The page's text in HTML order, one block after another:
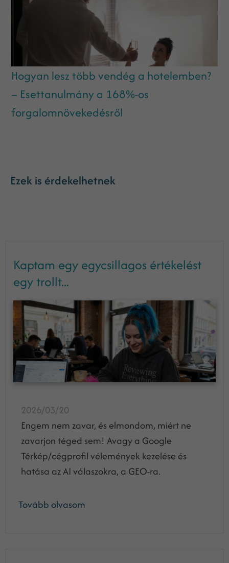
Hogyan lesz több vendég a hotelemben?
– Esettanulmány a 168%-os
forgalomnövekedésről
Ezek is érdekelhetnek
Kaptam egy egycsillagos értékelést
egy trollt...
2026/03/20
Engem nem zavar, és elmondom, miért ne
zavarjon téged sem! Avagy a Google
Térkép/cégprofil vélemények kezelése és
hatása az AI válaszokra, a GEO-ra.
Tovább olvasom